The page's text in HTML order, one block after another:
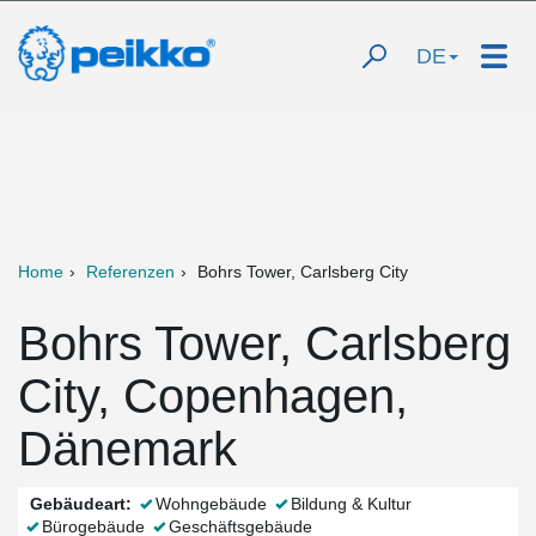
DE
Home Referenzen Bohrs Tower, Carlsberg City
Bohrs Tower, Carlsberg
City, Copenhagen,
Dänemark
Gebäudeart: Wohngebäude
Bildung & Kultur
Bürogebäude
Geschäftsgebäude